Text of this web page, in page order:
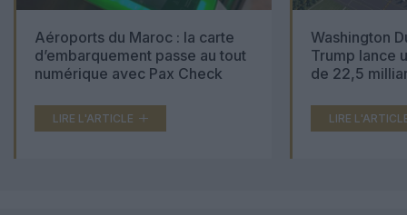
Aéroports du Maroc : la carte
d’embarquement passe au tout
numérique avec Pax Check
LIRE L'ARTICLE
Washington
Trump lance
de 22,5
LIRE